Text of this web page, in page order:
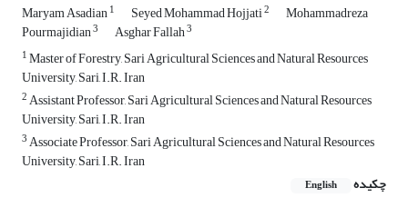
Maryam Asadian1 Seyed Mohammad Hojjati2 Mohammadreza
Pourmajidian3 Asghar Fallah3
1Master of Forestry, Sari Agricultural Sciences and Natural Resources
University, Sari, I.R. Iran
2Assistant Professor, Sari Agricultural Sciences and Natural Resources
University, Sari, I.R. Iran
3Associate Professor, Sari Agricultural Sciences and Natural Resources
University, Sari, I.R. Iran
چکیده
English